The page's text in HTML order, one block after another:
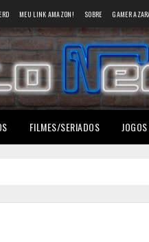
MEU LINK AMAZON! SOBRE GAMER
FILMES/SERIADOS JOGOS